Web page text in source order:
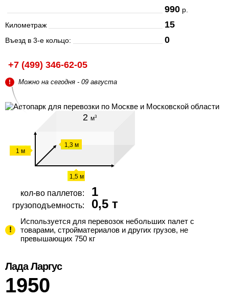
990 р.
Километраж
15
Въезд в 3-е кольцо: 0
+7 (499) 346-62-05
! Можно на сегодня - 09 августа
2 м3
1 м
1,3 м
1,5 м
кол-во паллетов: 1
грузоподъемность: 0,5 т
Используется для перевозок небольших палет с
товарами, стройматериалов и других грузов, не
превышающих 750 кг
Лада Ларгус
1950